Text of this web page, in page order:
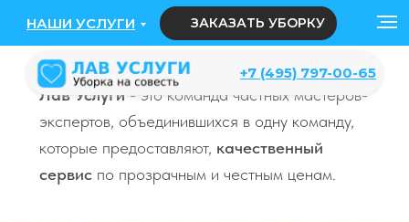
+7 (495) 797-00-65
НАШИ УСЛУГИ ЗАКАЗАТЬ УБОРКУ
Лав Услуги - это команда частных мастеров-
экспертов, объединившихся в одну команду,
которые предоставляют, качественный
сервис по прозрачным и честным ценам.